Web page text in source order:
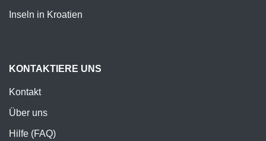
Inseln in Kroatien
KONTAKTIERE UNS
Kontakt
Über uns
Hilfe (FAQ)